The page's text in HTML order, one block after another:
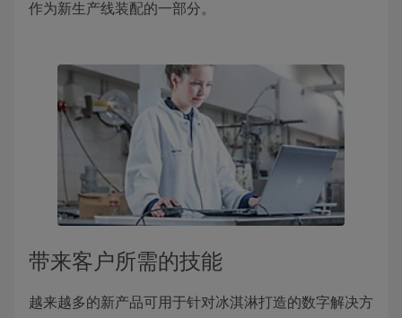
作为新生产线装配的一部分。
带来客户所需的技能
越来越多的新产品可用于针对冰淇淋打造的数字解决方